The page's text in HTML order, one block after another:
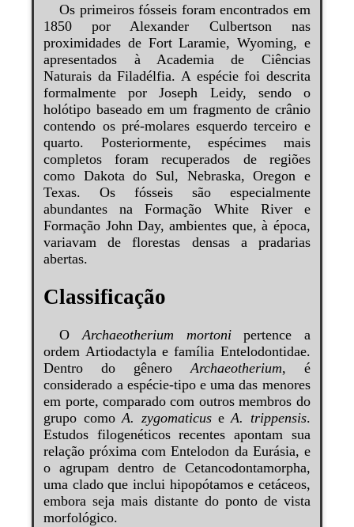
Os primeiros fósseis foram encontrados em
1850 por Alexander Culbertson nas
proximidades de Fort Laramie, Wyoming, e
apresentados à Academia de Ciências
Naturais da Filadélfia. A espécie foi descrita
formalmente por Joseph Leidy, sendo o
holótipo baseado em um fragmento de crânio
contendo os pré-molares esquerdo terceiro e
quarto. Posteriormente, espécimes mais
completos foram recuperados de regiões
como Dakota do Sul, Nebraska, Oregon e
Texas. Os fósseis são especialmente
abundantes na Formação White River e
Formação John Day, ambientes que, à época,
variavam de florestas densas a pradarias
abertas.
Classificação
OArchaeotherium mortonipertence a
ordem Artiodactyla e família Entelodontidae.
Dentro do gêneroArchaeotherium, é
considerado a espécie-tipo e uma das menores
em porte, comparado com outros membros do
grupo comoA. zygomaticuseA. trippensis.
Estudos filogenéticos recentes apontam sua
relação próxima com Entelodon da Eurásia, e
o agrupam dentro de Cetancodontamorpha,
uma clado que inclui hipopótamos e cetáceos,
embora seja mais distante do ponto de vista
morfológico.